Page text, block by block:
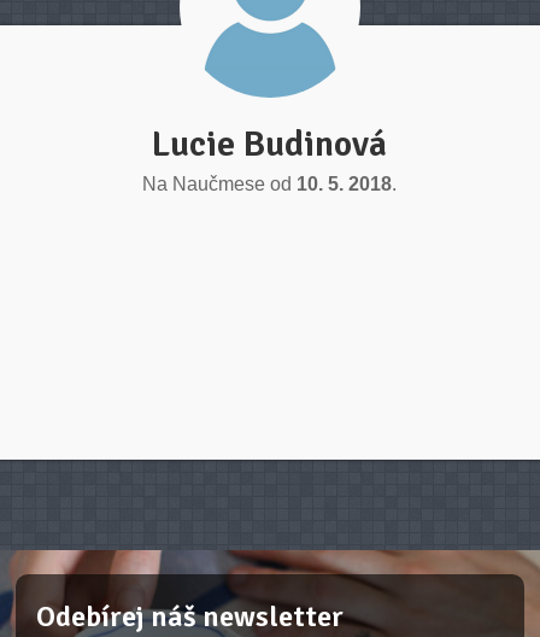
Lucie Budinová
Na Naučmese od 10. 5. 2018.
Odebírej náš newsletter